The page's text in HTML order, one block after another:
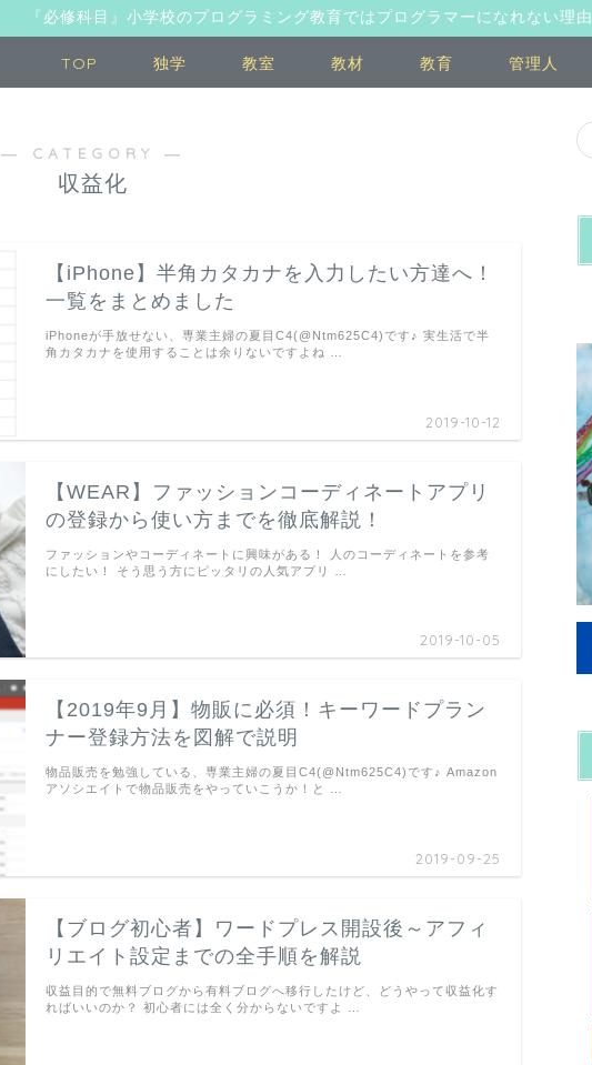
『必修科目』小学校のプログラミング教育ではプログラマーになれない理由
TOP 独学 教室 教材 教育 管理人
― CATEGORY ―
収益化
【iPhone】半角カタカナを入力したい方達へ！
一覧をまとめました
2019-10-12
iPhoneが手放せない、専業主婦の夏目C4(@Ntm625C4)です♪ 実生活で半
角カタカナを使用することは余りないですよね …
【WEAR】ファッションコーディネートアプリ
の登録から使い方までを徹底解説！
2019-10-05
ファッションやコーディネートに興味がある！ 人のコーディネートを参考
にしたい！ そう思う方にピッタリの人気アプリ …
【2019年9月】物販に必須！キーワードプラン
ナー登録方法を図解で説明
2019-09-25
物品販売を勉強している、専業主婦の夏目C4(@Ntm625C4)です♪ Amazon
アソシエイトで物品販売をやっていこうか！と …
【ブログ初心者】ワードプレス開設後～アフィ
リエイト設定までの全手順を解説
収益目的で無料ブログから有料ブログへ移行したけど、どうやって収益化す
ればいいのか？ 初心者には全く分からないですよ …